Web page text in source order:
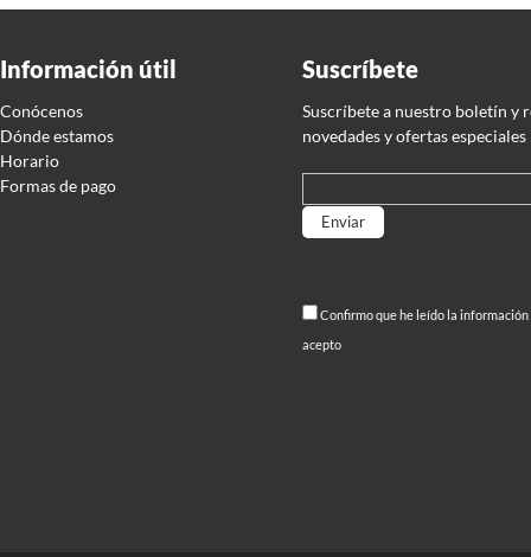
Información útil
Conócenos
Dónde estamos
Horario
Formas de pago
Suscríbete
Suscríbete a nuestro boletín y
novedades y ofertas especiales
Confirmo que he leído la
acepto